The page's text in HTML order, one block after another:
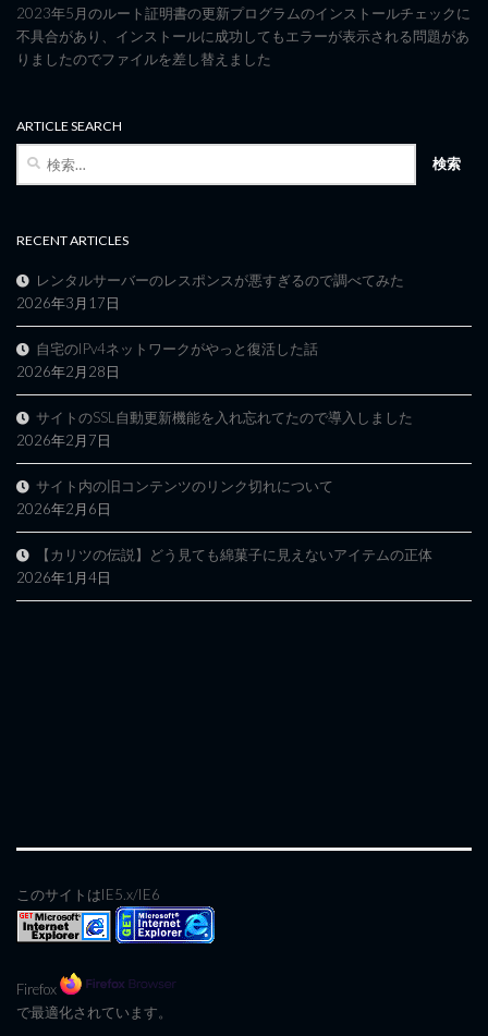
2023年5月のルート証明書の更新プログラムのインストールチェックに
不具合があり、インストールに成功してもエラーが表示される問題があ
りましたのでファイルを差し替えました
ARTICLE SEARCH
RECENT ARTICLES
レンタルサーバーのレスポンスが悪すぎるので調べてみた
2026年3月17日
自宅のIPv4ネットワークがやっと復活した話
2026年2月28日
サイトのSSL自動更新機能を入れ忘れてたので導入しました
2026年2月7日
サイト内の旧コンテンツのリンク切れについて
2026年2月6日
【カリツの伝説】どう見ても綿菓子に見えないアイテムの正体
2026年1月4日
このサイトはIE5.x/IE6
Firefox
で最適化されています。